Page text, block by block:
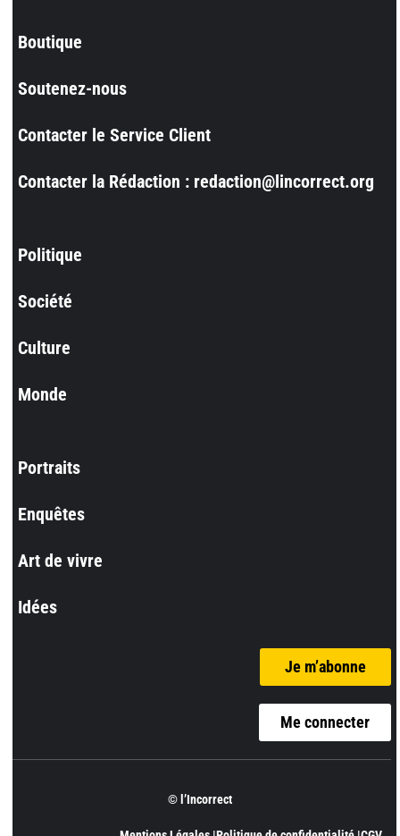
Boutique
Soutenez-nous
Contacter le Service Client
Contacter la Rédaction : redaction@lincorrect.org
Politique
Société
Culture
Monde
Portraits
Enquêtes
Art de vivre
Idées
Je m’abonne
Me connecter
© l’Incorrect